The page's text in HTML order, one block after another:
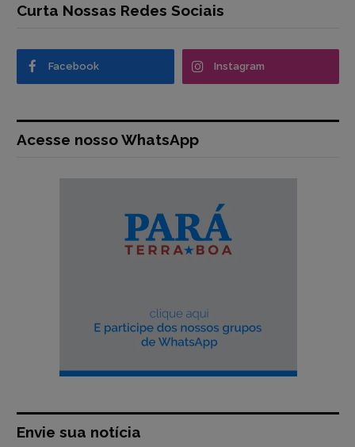
Curta Nossas Redes Sociais
Facebook Instagram
Acesse nosso WhatsApp
Envie sua notícia